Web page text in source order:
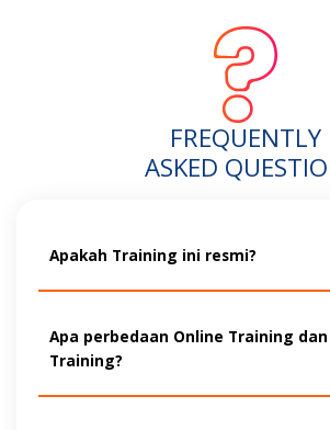
FREQUENTLY
ASKED
Apakah Training ini resmi?
Apa perbedaan Online Training
Training?